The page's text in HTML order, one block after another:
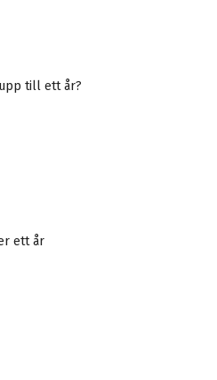
till ett år?
ett år